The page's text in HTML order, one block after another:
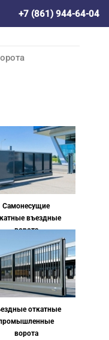
+7 (861) 944-64-04
Самонесущие
въездные
ворота
откатные
ворота